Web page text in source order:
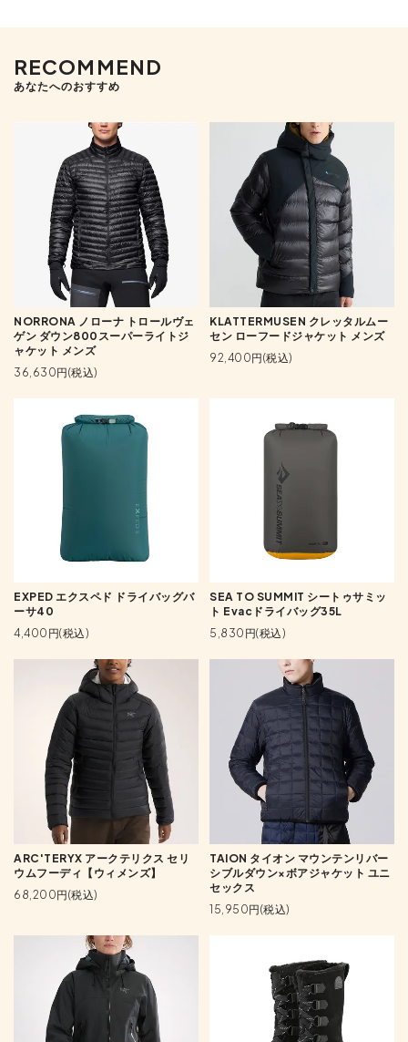
RECOMMEND
あなたへのおすすめ
NORRONA ノローナ トロールヴェ
ゲン ダウン800スーパーライトジ
ャケット メンズ
36,630円(税込)
KLATTERMUSEN クレッタルムー
セン ローフードジャケット メンズ
92,400円(税込)
EXPED エクスペド ドライバッグバ
ーサ40
4,400円(税込)
SEA TO SUMMIT シートゥサミッ
ト Evacドライバッグ35L
5,830円(税込)
ARC'TERYX アークテリクス セリ
ウムフーディ【ウィメンズ】
68,200円(税込)
TAION タイオン マウンテンリバー
シブルダウン×ボアジャケット ユニ
セックス
15,950円(税込)